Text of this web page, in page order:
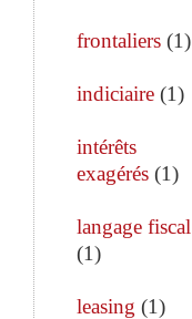
frontaliers (1)
indiciaire (1)
intérêts
exagérés (1)
langage fiscal
(1)
leasing (1)